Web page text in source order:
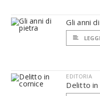
Gli anni
LEGGI
EDITORIA
Delitto in